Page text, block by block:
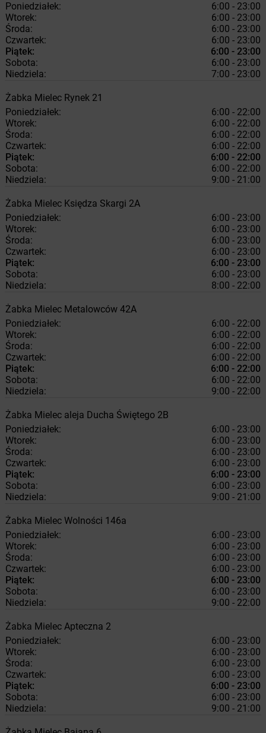
Poniedziałek:
6:00 - 23:00
Wtorek:
6:00 - 23:00
Środa:
6:00 - 23:00
Czwartek:
6:00 - 23:00
Piątek:
6:00 - 23:00
Sobota:
6:00 - 23:00
Niedziela:
7:00 - 23:00
Żabka Mielec Rynek 21
Poniedziałek:
6:00 - 22:00
Wtorek:
6:00 - 22:00
Środa:
6:00 - 22:00
Czwartek:
6:00 - 22:00
Piątek:
6:00 - 22:00
Sobota:
6:00 - 22:00
Niedziela:
9:00 - 21:00
Żabka Mielec Księdza Skargi 2A
Poniedziałek:
6:00 - 23:00
Wtorek:
6:00 - 23:00
Środa:
6:00 - 23:00
Czwartek:
6:00 - 23:00
Piątek:
6:00 - 23:00
Sobota:
6:00 - 23:00
Niedziela:
8:00 - 22:00
Żabka Mielec Metalowców 42A
Poniedziałek:
6:00 - 22:00
Wtorek:
6:00 - 22:00
Środa:
6:00 - 22:00
Czwartek:
6:00 - 22:00
Piątek:
6:00 - 22:00
Sobota:
6:00 - 22:00
Niedziela:
9:00 - 22:00
Żabka Mielec aleja Ducha Świętego 2B
Poniedziałek:
6:00 - 23:00
Wtorek:
6:00 - 23:00
Środa:
6:00 - 23:00
Czwartek:
6:00 - 23:00
Piątek:
6:00 - 23:00
Sobota:
6:00 - 23:00
Niedziela:
9:00 - 21:00
Żabka Mielec Wolności 146a
Poniedziałek:
6:00 - 23:00
Wtorek:
6:00 - 23:00
Środa:
6:00 - 23:00
Czwartek:
6:00 - 23:00
Piątek:
6:00 - 23:00
Sobota:
6:00 - 23:00
Niedziela:
9:00 - 22:00
Żabka Mielec Apteczna 2
Poniedziałek:
6:00 - 23:00
Wtorek:
6:00 - 23:00
Środa:
6:00 - 23:00
Czwartek:
6:00 - 23:00
Piątek:
6:00 - 23:00
Sobota:
6:00 - 23:00
Niedziela:
9:00 - 21:00